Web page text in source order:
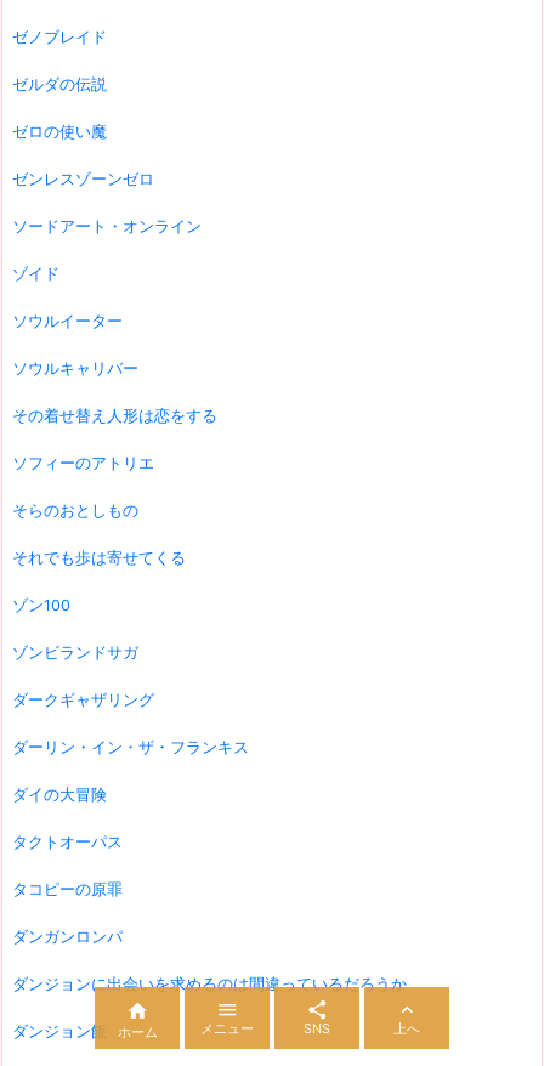
ゼノブレイド
ゼルダの伝説
ゼロの使い魔
ゼンレスゾーンゼロ
ソードアート・オンライン
ゾイド
ソウルイーター
ソウルキャリバー
その着せ替え人形は恋をする
ソフィーのアトリエ
そらのおとしもの
それでも歩は寄せてくる
ゾン100
ゾンビランドサガ
ダークギャザリング
ダーリン・イン・ザ・フランキス
ダイの大冒険
タクトオーパス
タコピーの原罪
ダンガンロンパ
ダンジョンに出会いを求めるのは間違っているだろうか
ダンジョン飯

ホーム

メニュー

SNS

上へ